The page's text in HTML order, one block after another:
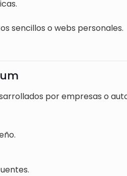
sencillos o webs personales.
por empresas o